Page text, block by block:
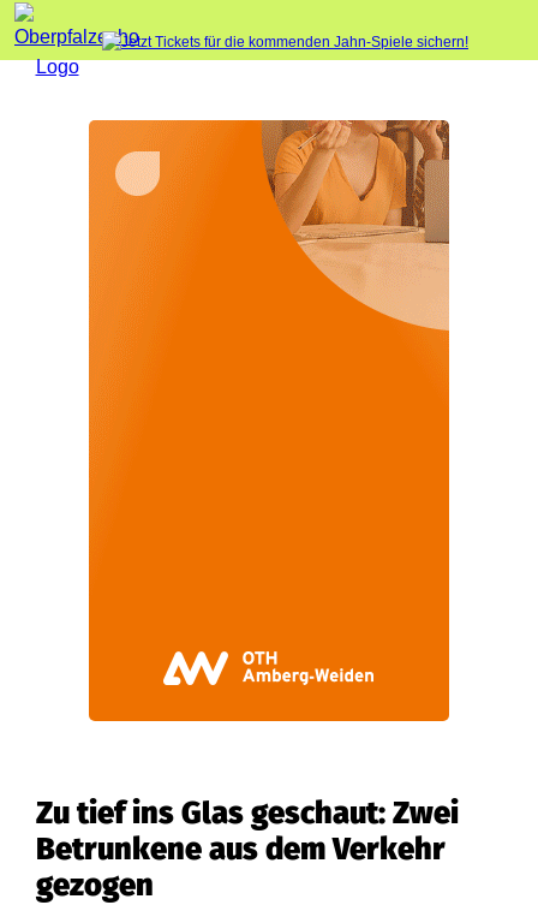
Zu tief ins Glas geschaut: Zwei
Betrunkene aus dem Verkehr
gezogen